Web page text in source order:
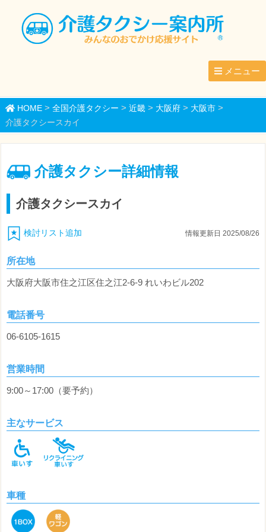
メニュー
HOME> 全国介護タクシー > 近畿> 大阪府> 大阪市>
介護タクシースカイ
介護タクシー詳細情報
介護タクシースカイ
検討リスト追加 情報更新日 2025/08/26
所在地
大阪府大阪市住之江区住之江2-6-9 れいわビル202
電話番号
06-6105-1615
営業時間
9:00～17:00（要予約）
主なサービス
車種